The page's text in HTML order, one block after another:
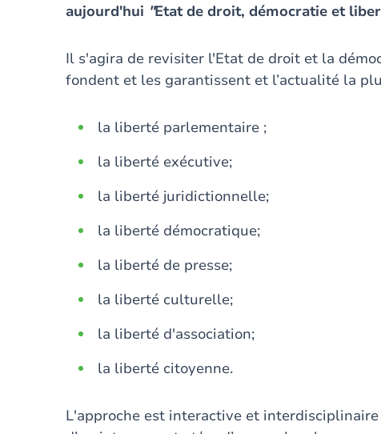
aujourd'hui "Etat de droit, démocratie et
Il s'agira de revisiter l'Etat de droit et la
fondent et les garantissent et l’actualité la
la liberté parlementaire ;
la liberté exécutive;
la liberté juridictionnelle;
la liberté démocratique;
la liberté de presse;
la liberté culturelle;
la liberté d'association;
la liberté citoyenne.
L'approche est interactive et interdisciplinaire